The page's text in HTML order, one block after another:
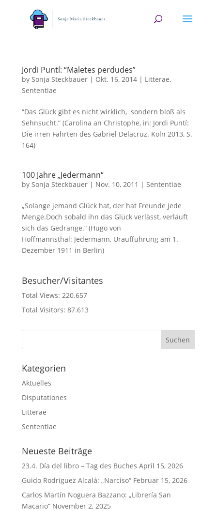
Jordi Puntí: “Maletes perdudes”
by Sonja Steckbauer| Okt. 16, 2014| Litterae,
Sententiae
“Das Glück gibt es nicht wirklich, sondern bloß als
Sehnsucht.” (Carolina an Christophe, in: Jordi Puntí:
Die irren Fahrten des Gabriel Delacruz. Köln 2013, S.
164)
100 Jahre „Jedermann“
by Sonja Steckbauer| Nov. 10, 2011 | Sententiae
„Solange jemand Glück hat, der hat Freunde jede
Menge.Doch sobald ihn das Glück verlässt, verläuft
sich das Gedränge.“ (Hugo von
Hoffmannsthal: Jedermann, Uraufführung am 1.
Dezember 1911 in Berlin)
Besucher/Visitantes
Total Views: 220.657
Total Visitors: 87.613
Kategorien
Aktuelles
Disputationes
Litterae
Sententiae
Neueste Beiträge
23.4. Día del libro – Tag des Buches April 15, 2026
Guido Rodríguez Alcalá: „Narciso“ Februar 15, 2026
Carlos Martín Noguera Bazzano: „Librería San
Macario“ November 2, 2025